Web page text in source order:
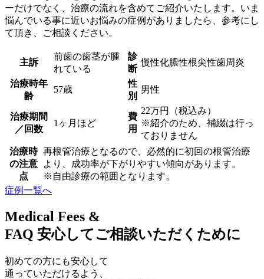
ーだけでなく、治療の流れを含めてご紹介いたします。いま
悩んでいる事に近いお悩みの症例がありましたら、参考にし
て頂き、ご相談ください。
主訴
前歯の歯茎が腫
れている
診
断
慢性化膿性根尖性歯周炎
治療時年
齢
57歳
性
別
男性
治療期間
／回数
1ヶ月ほど
費
用
22万円（税込み）
※紹介のため、補綴は行っ
ておりません
治療時
の注意
点
再根管治療となるので、必然的に初回の根管治療
より、成功率が下がりやすい傾向があります。
※自由診療の範囲となります。
症例一覧へ
Medical Fees &
FAQ 安心してご相談いただくために
初めての方にも安心して
通っていただけるよう、